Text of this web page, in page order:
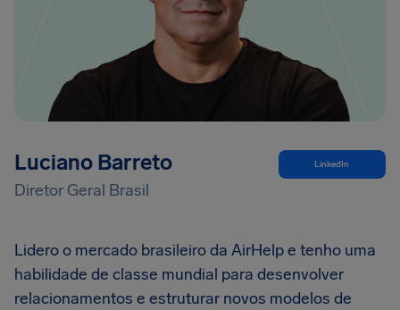
Luciano Barreto
Diretor Geral Brasil
LinkedIn
Lidero o mercado brasileiro da AirHelp e tenho uma
habilidade de classe mundial para desenvolver
relacionamentos e estruturar novos modelos de